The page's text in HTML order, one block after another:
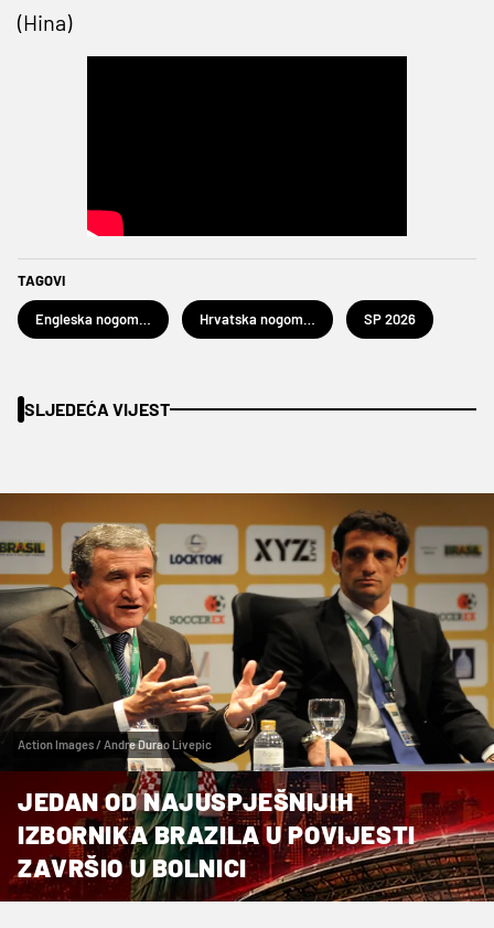
(Hina)
TAGOVI
SP 2026
SLJEDEĆA VIJEST
Action Images / Andre Durao Livepic
JEDAN OD NAJUSPJEŠNIJIH
IZBORNIKA BRAZILA U POVIJESTI
ZAVRŠIO U BOLNICI